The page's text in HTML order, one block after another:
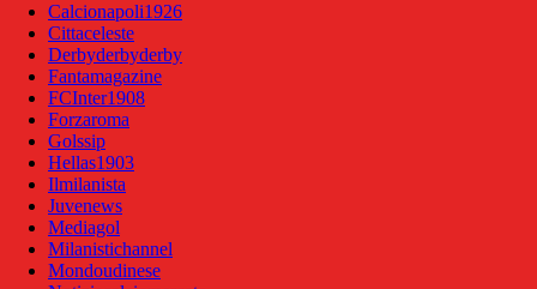
Calcionapoli1926
Cittaceleste
Derbyderbyderby
Fantamagazine
FCInter1908
Forzaroma
Golssip
Hellas1903
Ilmilanista
Juvenews
Mediagol
Milanistichannel
Mondoudinese